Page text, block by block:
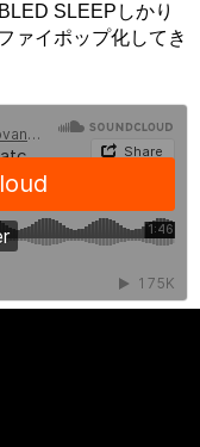
SLEEPしかり
ァイポップ化してき